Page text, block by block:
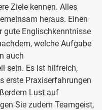
Ziele kennen. Alles
heraus. Einen
gute Englischkenntnisse
welche Aufgabe
auch
sein. Es ist hilfreich,
erste Praxiserfahrungen
Lust auf
Sie zudem Teamgeist,